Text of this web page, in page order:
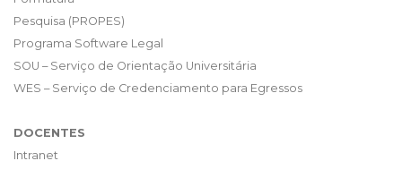
Pesquisa (PROPES)
Programa Software Legal
SOU – Serviço de Orientação Universitária
WES – Serviço de Credenciamento para Egressos
DOCENTES
Intranet